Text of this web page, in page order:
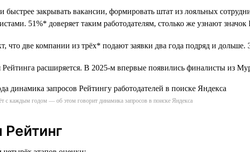
закрывать вакансии, формировать штат из лояльных
51%* доверяет таким работодателям, столько же узнают значок
что две компании из трёх* подают заявки два года подряд и дольше.
расширяется. В 2025-м впервые появились финалисты из
с каждым годом — об этом говорит динамика запросов в поиске Яндекса